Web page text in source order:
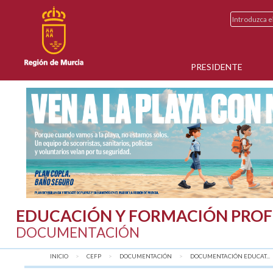
PRESIDENTE
EDUCACIÓN Y FORMACIÓN
DOCUMENTACIÓN
INICIO CEFP DOCUMENTACIÓN DOCUMENTACIÓN EDUCAT...